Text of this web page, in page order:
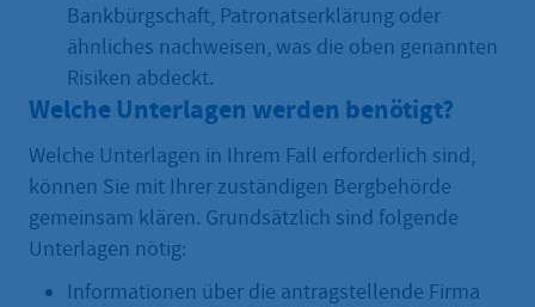
Bankbürgschaft, Patronatserklärung oder
ähnliches nachweisen, was die oben genannten
Risiken abdeckt.
Welche Unterlagen werden benötigt?
Welche Unterlagen in Ihrem Fall erforderlich sind,
können Sie mit Ihrer zuständigen Bergbehörde
gemeinsam klären. Grundsätzlich sind folgende
Unterlagen nötig:
Informationen über die antragstellende Firma